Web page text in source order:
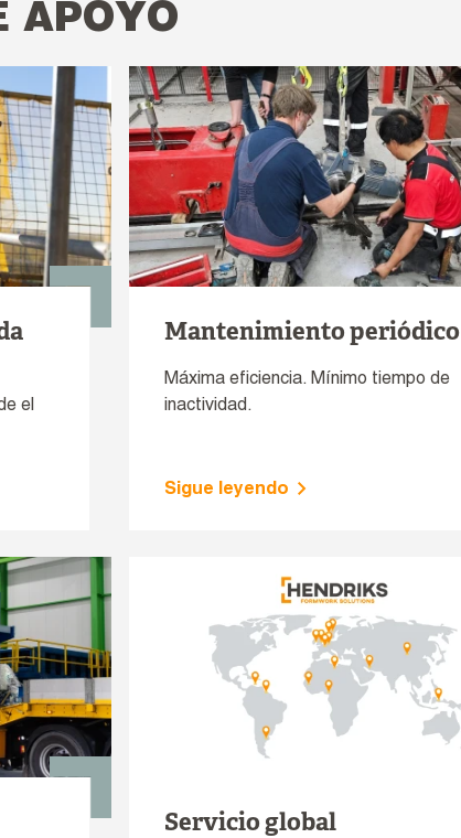
APOYO
el
Mantenimiento periódico
Máxima eficiencia. Mínimo tiempo de
inactividad.
Sigue leyendo
Servicio global